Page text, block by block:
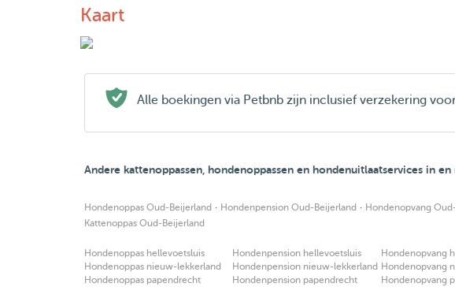
Kaart
Alle boekingen via Petbnb zijn inclusief verzekering
Andere kattenoppassen, hondenoppassen en hondenuitlaatservices in
Hondenoppas Oud-Beijerland · Hondenpension Oud-Beijerland · Hondenopvang
Kattenoppas Oud-Beijerland
Hondenoppas hellevoetsluis
Hondenoppas nieuw-lekkerland
Hondenoppas papendrecht
Hondenpension hellevoetsluis
Hondenpension nieuw-lekkerland
Hondenpension papendrecht
Hondenopvang
Hondenopvang
Hondenopvang